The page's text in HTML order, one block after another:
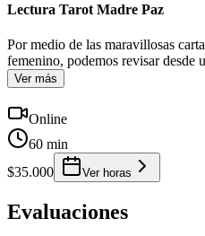
Lectura Tarot Madre Paz
Por medio de las maravillosas
femenino, podemos revisar desde
Ver más
Online
60 min
$35.000
Ver horas
Evaluaciones